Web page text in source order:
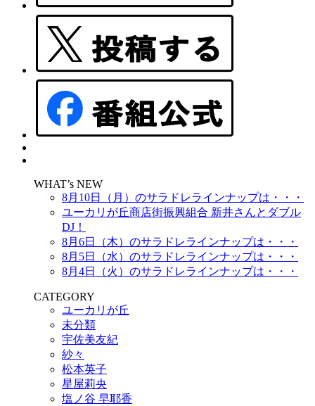
WHAT’s NEW
8月10日（月）のサラドレラインナップは・・・
ユーカリが丘商店街振興組合 新井さんとダブル
DJ！
8月6日（木）のサラドレラインナップは・・・
8月5日（水）のサラドレラインナップは・・・
8月4日（火）のサラドレラインナップは・・・
CATEGORY
ユーカリが丘
未分類
宇佐美友紀
紗々
松本英子
星屋莉央
塩ノ谷 早耶香